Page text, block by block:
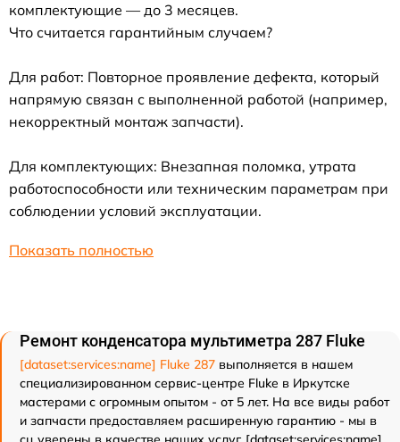
комплектующие — до 3 месяцев.
Что считается гарантийным случаем?
Для работ: Повторное проявление дефекта, который
напрямую связан с выполненной работой (например,
некорректный монтаж запчасти).
Для комплектующих: Внезапная поломка, утрата
работоспособности или техническим параметрам при
соблюдении условий эксплуатации.
Показать полностью
Ремонт конденсатора мультиметра 287 Fluke
[dataset:services:name] Fluke 287 выполняется в нашем
специализированном сервис-центре Fluke в Иркутске
мастерами с огромным опытом - от 5 лет. На все виды работ
и запчасти предоставляем расширенную гарантию - мы в